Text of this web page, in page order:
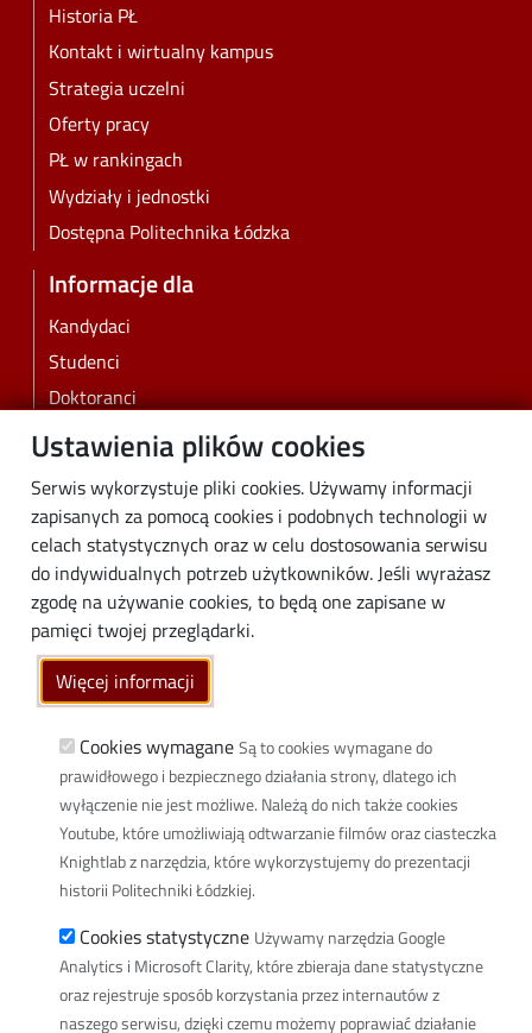
Ustawienia plików cookies
Serwis wykorzystuje pliki cookies. Używamy informacji
zapisanych za pomocą cookies i podobnych technologii w
celach statystycznych oraz w celu dostosowania serwisu
do indywidualnych potrzeb użytkowników. Jeśli wyrażasz
zgodę na używanie cookies, to będą one zapisane w
pamięci twojej przeglądarki.
Więcej informacji
Cookies wymagane Są to cookies wymagane do
prawidłowego i bezpiecznego działania strony, dlatego ich
wyłączenie nie jest możliwe. Należą do nich także cookies
Youtube, które umożliwiają odtwarzanie filmów oraz ciasteczka
Knightlab z narzędzia, które wykorzystujemy do prezentacji
historii Politechniki Łódzkiej.
Cookies statystyczne Używamy narzędzia Google
Analytics i Microsoft Clarity, które zbieraja dane statystyczne
oraz rejestruje sposób korzystania przez internautów z
naszego serwisu, dzięki czemu możemy poprawiać działanie
Historia PŁ
Kontakt i wirtualny kampus
Strategia uczelni
Oferty pracy
PŁ w rankingach
Wydziały i jednostki
Dostępna Politechnika Łódzka
Informacje dla
Kandydaci
Studenci
Doktoranci
Pracownicy
Biznes
Media
Społeczność lokalna
Linki
Wikamp
Poczta elektroniczna
Biblioteka PŁ
Dyscypliny naukowe w PŁ
Inicjatywa Doskonałości Uczelnia Badawcza
BIP
Klauzula RODO
Polityka prywatności
Deklaracja dostępności cyfrowej
Informacja o PŁ w Polskim Języku Migowym